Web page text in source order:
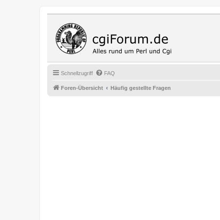
Schnellzugriff FAQ
Foren-Übersicht Häufig gestellte Fragen